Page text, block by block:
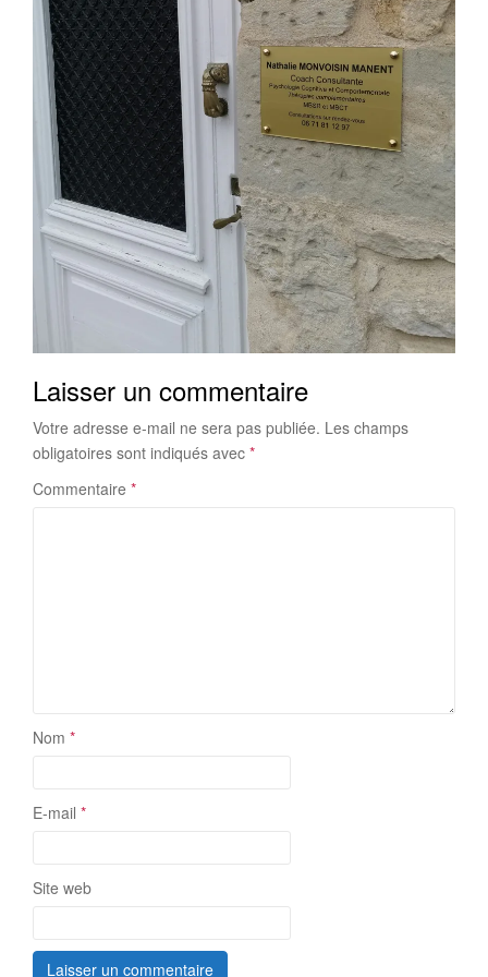
Laisser un commentaire
Votre adresse e-mail ne sera pas publiée. Les champs
obligatoires sont indiqués avec *
Commentaire *
Nom *
E-mail *
Site web